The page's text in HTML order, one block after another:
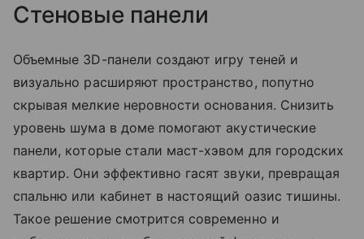
Стеновые панели
Объемные 3D-панели создают игру теней и
визуально расширяют пространство, попутно
скрывая мелкие неровности основания. Снизить
уровень шума в доме помогают акустические
панели, которые стали маст-хэвом для городских
квартир. Они эффективно гасят звуки, превращая
спальню или кабинет в настоящий оазис тишины.
Такое решение смотрится современно и